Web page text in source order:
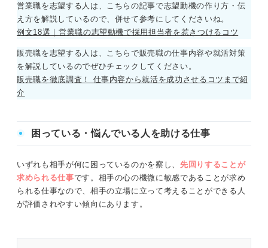
営業職を志望する人は、こちらの記事で志望動機の作り方・伝
え方を解説しているので、併せて参考にしてくださいね。
例文18選｜営業職の志望動機で採用担当者を惹きつけるコツ
販売職を志望する人は、こちらで販売職の仕事内容や就活対策
を解説しているのでぜひチェックしてください。
販売職を徹底調査！ 仕事内容から就活を成功させるコツまで紹
介
困っている・悩んでいる人を助ける仕事
いずれも相手が何に困っているのかを察し、 先回りすることが
求められる仕事です。相手の心の機微に敏感であることが求め
られる仕事なので、相手の立場に立って考えることができる人
が評価されやすい傾向にあります。